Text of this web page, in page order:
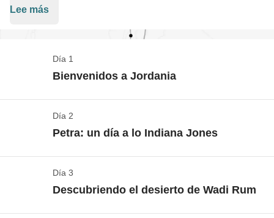
pasando por excursiones, arquitectura, historia, desierto,
problema es la falta de tiempo, este es el viaje que
estabas buscando: ¡5 días superintensos llenos de
experiencias inolvidables! Este es un país que consigue
Lee más
Día 1
Bienvenidos a Jordania
Check-in
compañía aérea prefieres volar. ¡Lo hacemos así para
Día 2
Petra: un día a lo Indiana Jones
Día 3
Descubriendo el desierto de Wadi Rum